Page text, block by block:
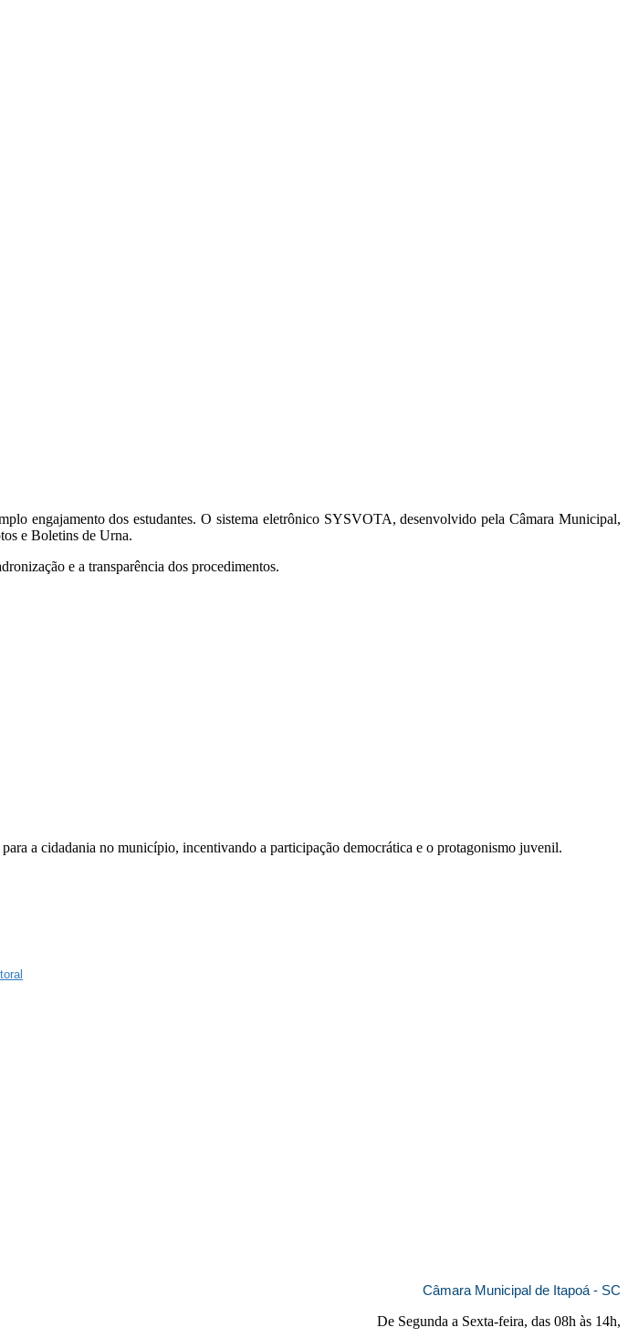
engajamento dos estudantes. O sistema eletrônico SYSVOTA, desenvolvido pela Câmara Municipal,
e Boletins de Urna.
e a transparência dos procedimentos.
a cidadania no município, incentivando a participação democrática e o protagonismo juvenil.
Câmara Municipal de Itapoá - SC
De Segunda a Sexta-feira, das 08h às 14h,